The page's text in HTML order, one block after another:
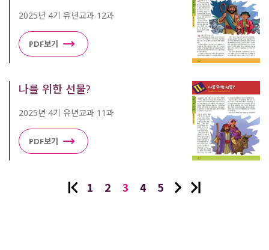
2025년 4기 유년교과 12과
PDF보기
나를 위한 선물?
2025년 4기 유년교과 11과
PDF보기
1 2 3 4 5